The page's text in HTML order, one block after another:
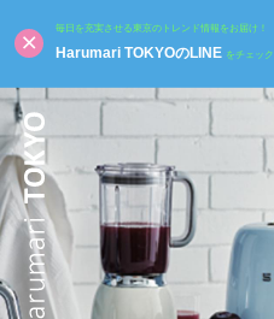
毎日を充実させる東京のトレンド情報をお届け！
Harumari TOKYOのLINE をチェック